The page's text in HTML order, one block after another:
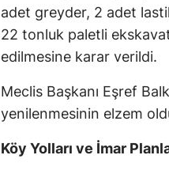
adet greyder, 2 adet
22 tonluk paletli
edilmesine karar verildi.
Meclis Başkanı Eşref
yenilenmesinin elzem
Köy Yolları ve İmar